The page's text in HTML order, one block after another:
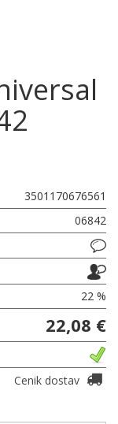
3501170676561
06842
22 %
22,08 €
Cenik dostav